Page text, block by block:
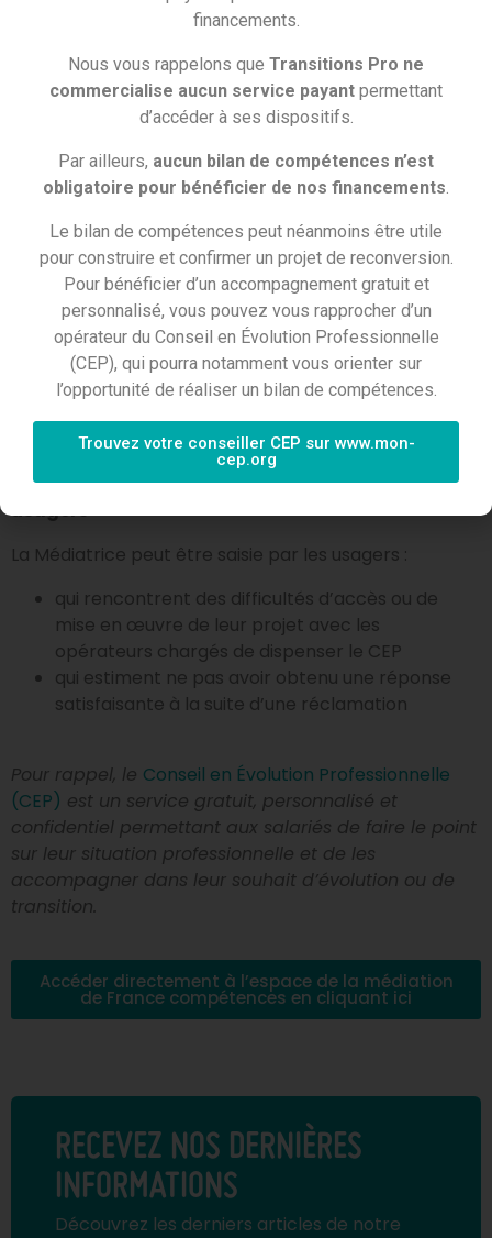
lorsque les usagers tentent de déposer leur
dossier et que celui-ci est rejeté
Commission d’Instruction et le second par la
Commission de Recours
usagers rencontrent des difficultés en cours de
formation
La Médiatrice intervient dans un cadre très précis,
dans lequel la Commission d’Instruction est toujours
souveraine pour accepter ou non le projet et son
financement.
Les opérateurs chargés de la mise en œuvre du
Conseil en Évolution Professionnelle et leurs
usagers
La Médiatrice peut être saisie par les usagers :
qui rencontrent des difficultés d’accès ou de
mise en œuvre de leur projet avec les
opérateurs chargés de dispenser le CEP
qui estiment ne pas avoir obtenu une réponse
satisfaisante à la suite d’une réclamation
Pour rappel, le Conseil en Évolution Professionnelle
(CEP) est un service gratuit, personnalisé et
confidentiel permettant aux salariés de faire le point
sur leur situation professionnelle et de les
accompagner dans leur souhait d’évolution ou de
transition.
Accéder directement à l’espace de la médiation
de France compétences en cliquant ici
RECEVEZ NOS DERNIÈRES
INFORMATIONS
Découvrez les derniers articles de notre
financements.
Nous vous rappelons que Transitions Pro ne
commercialise aucun service payant permettant
d’accéder à ses dispositifs.
Par ailleurs, aucun bilan de compétences n’est
obligatoire pour bénéficier de nos financements
Le bilan de compétences peut néanmoins être utile
pour construire et confirmer un projet de reconversion.
Pour bénéficier d’un accompagnement gratuit et
personnalisé, vous pouvez vous rapprocher d’un
opérateur du Conseil en Évolution Professionnelle
(CEP), qui pourra notamment vous orienter sur
l’opportunité de réaliser un bilan de compétences.
Trouvez votre conseiller CEP sur www.mon-
cep.org